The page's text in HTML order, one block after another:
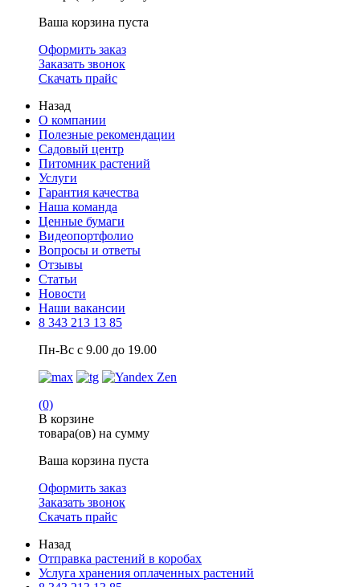
Ваша корзина пуста
Оформить заказ
Заказать звонок
Скачать прайс
Назад
О компании
Полезные рекомендации
Садовый центр
Питомник растений
Услуги
Гарантия качества
Наша команда
Ценные бумаги
Видеопортфолио
Вопросы и ответы
Отзывы
Статьи
Новости
Наши вакансии
8 343 213 13 85
Пн-Вс с 9.00 до 19.00
(0)
В корзине
товара(ов) на сумму
Ваша корзина пуста
Оформить заказ
Заказать звонок
Скачать прайс
Назад
Отправка растений в коробах
Услуга хранения оплаченных растений